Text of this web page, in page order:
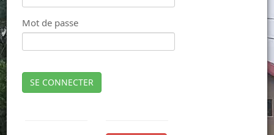
Mot de passe
SE CONNECTER